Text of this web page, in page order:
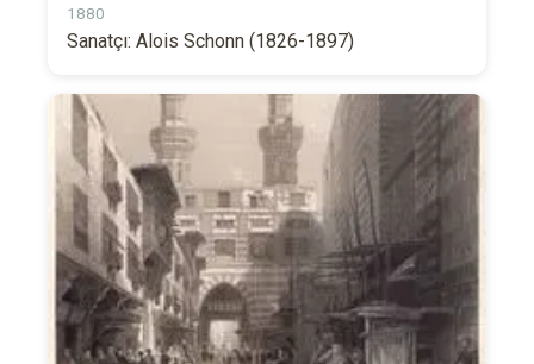
1880
Sanatçı: Alois Schonn (1826-1897)